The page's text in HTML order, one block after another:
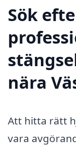
Sök
nära
Att hitta rätt
vara